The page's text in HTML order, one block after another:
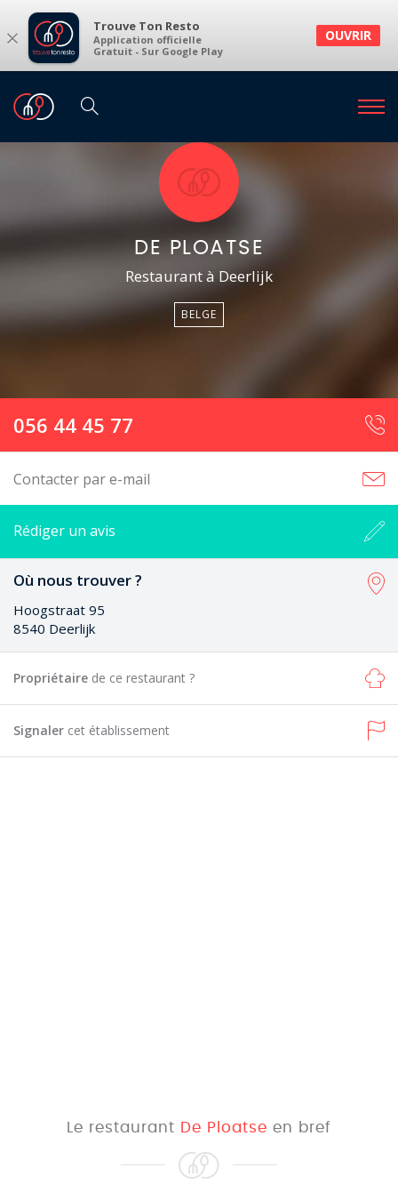
× Trouve Ton Resto
Application officielle
Gratuit - Sur Google Play
OUVRIR
DE PLOATSE
Restaurant à Deerlijk
BELGE
056 44 45 77
Contacter par e-mail
Rédiger un avis
Où nous trouver ?
Hoogstraat 95
8540 Deerlijk
Propriétaire de ce restaurant ?
Signaler cet établissement
Le restaurant De Ploatse en bref